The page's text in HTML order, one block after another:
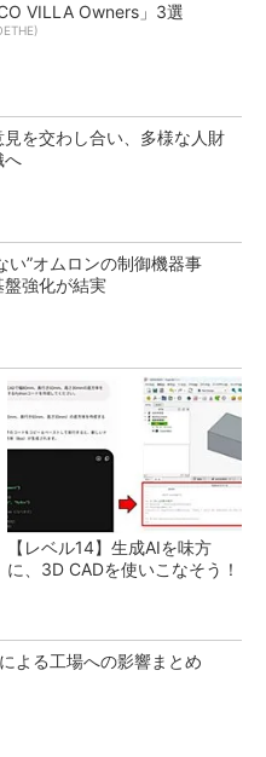
VILLA Owners」3選
を交わし合い、多様な人財
へ
い”オムロンの制御機器事
強化が結実
【レベル14】生成AIを味方
に、3D CADを使いこなそう！
よる工場への影響まとめ